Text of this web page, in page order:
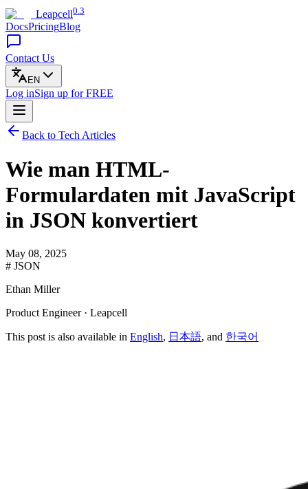
Leapcell0.3
DocsPricingBlog
Contact Us
EN
Log inSign up for FREE
Back to Tech Articles
Wie man HTML-
Formulardaten mit JavaScript
in JSON konvertiert
May 08, 2025
# JSON
Ethan Miller
Product Engineer · Leapcell
This post is also available in English, 日本語, and 한국어